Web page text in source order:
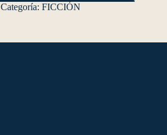
Categoría: FICCIÓN